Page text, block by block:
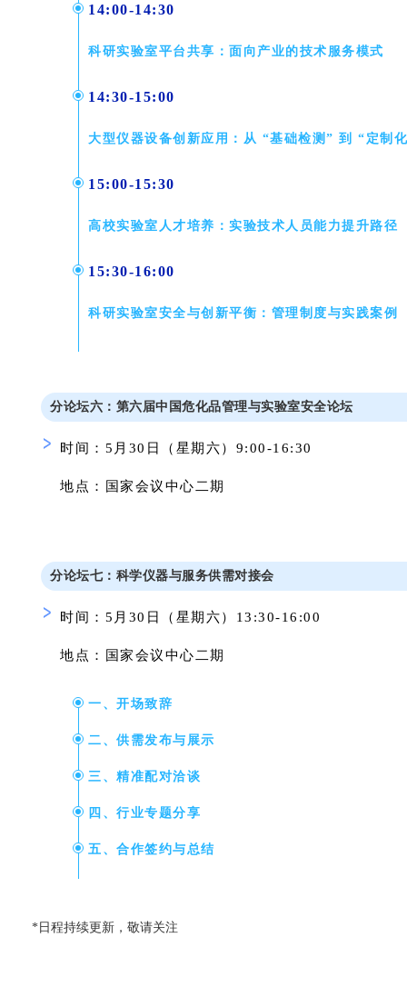
14:00-14:30
科研实验室平台共享：面向产业的技术服务模式
14:30-15:00
大型仪器设备创新应用：从 “基础检测” 到 “定制
15:00-15:30
高校实验室人才培养：实验技术人员能力提升路径
15:30-16:00
科研实验室安全与创新平衡：管理制度与实践案例
分论坛六 ： 第六届中国危化品管理与实验室安全论坛
时间：5月30日（星期六）9:00-16:30
地点：国家会议中心 二期
分论坛七 ： 科学仪器与服务供需对接会
时间：5月30日（星期六）13:30-16:00
地点：国家会议中心 二期
一、开场致辞
二、供需发布与展示
三、精准配对洽谈
四、行业专题分享
五、合作签约与总结
*日程持续更新，敬请关注